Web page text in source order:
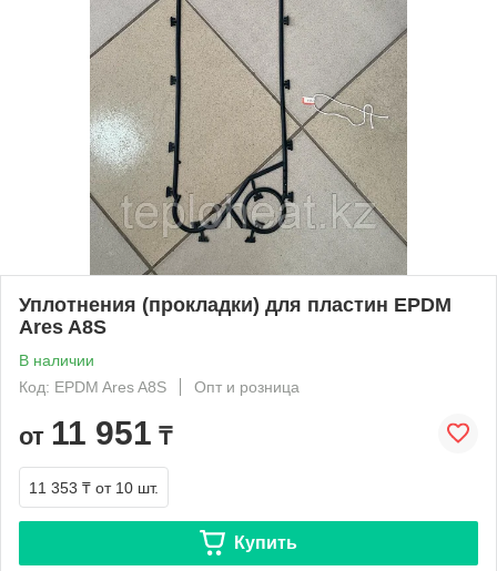
Уплотнения (прокладки) для пластин EPDM
Ares A8S
В наличии
Код: EPDM Ares A8S
Опт и розница
от 11 951 ₸
11 353 ₸ от 10 шт.
Купить